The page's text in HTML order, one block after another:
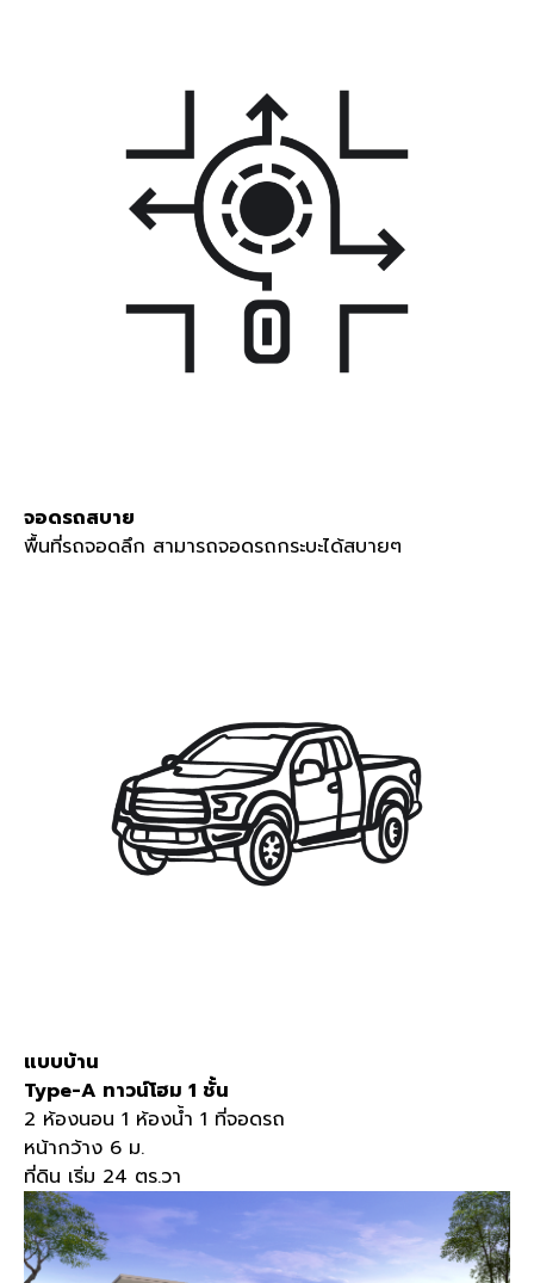
จอดรถสบาย
พื้นที่รถจอดลึก สามารถจอดรถกระบะได้สบายๆ
แบบบ้าน
Type-A ทาวน์โฮม 1 ชั้น
2 ห้องนอน 1 ห้องน้ำ 1 ที่จอดรถ
หน้ากว้าง 6 ม.
ที่ดิน เริ่ม 24 ตร.วา